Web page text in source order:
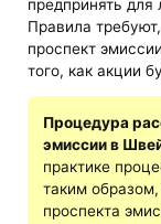
предпринять для
Правила
проспект
того, как акции
Процедура
эмиссии в
практике
таким
проспекта